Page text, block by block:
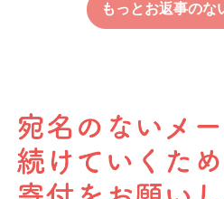
もっとお返事のな